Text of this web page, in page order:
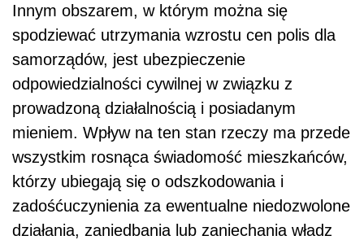
Innym obszarem, w którym można się
spodziewać utrzymania wzrostu cen polis dla
samorządów, jest ubezpieczenie
odpowiedzialności cywilnej w związku z
prowadzoną działalnością i posiadanym
mieniem. Wpływ na ten stan rzeczy ma przede
wszystkim rosnąca świadomość mieszkańców,
którzy ubiegają się o odszkodowania i
zadośćuczynienia za ewentualne niedozwolone
działania, zaniedbania lub zaniechania władz